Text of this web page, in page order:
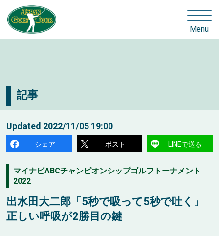
Menu
記事
Updated 2022/11/05 19:00
シェア ポスト LINEで送る
マイナビABCチャンピオンシップゴルフトーナメント
2022
出水田大二郎「5秒で吸って5秒で吐く」
正しい呼吸が2勝目の鍵